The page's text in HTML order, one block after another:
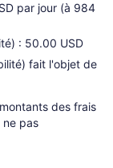
par jour (à 984
: 50.00 USD
fait l'objet de
des frais
pas